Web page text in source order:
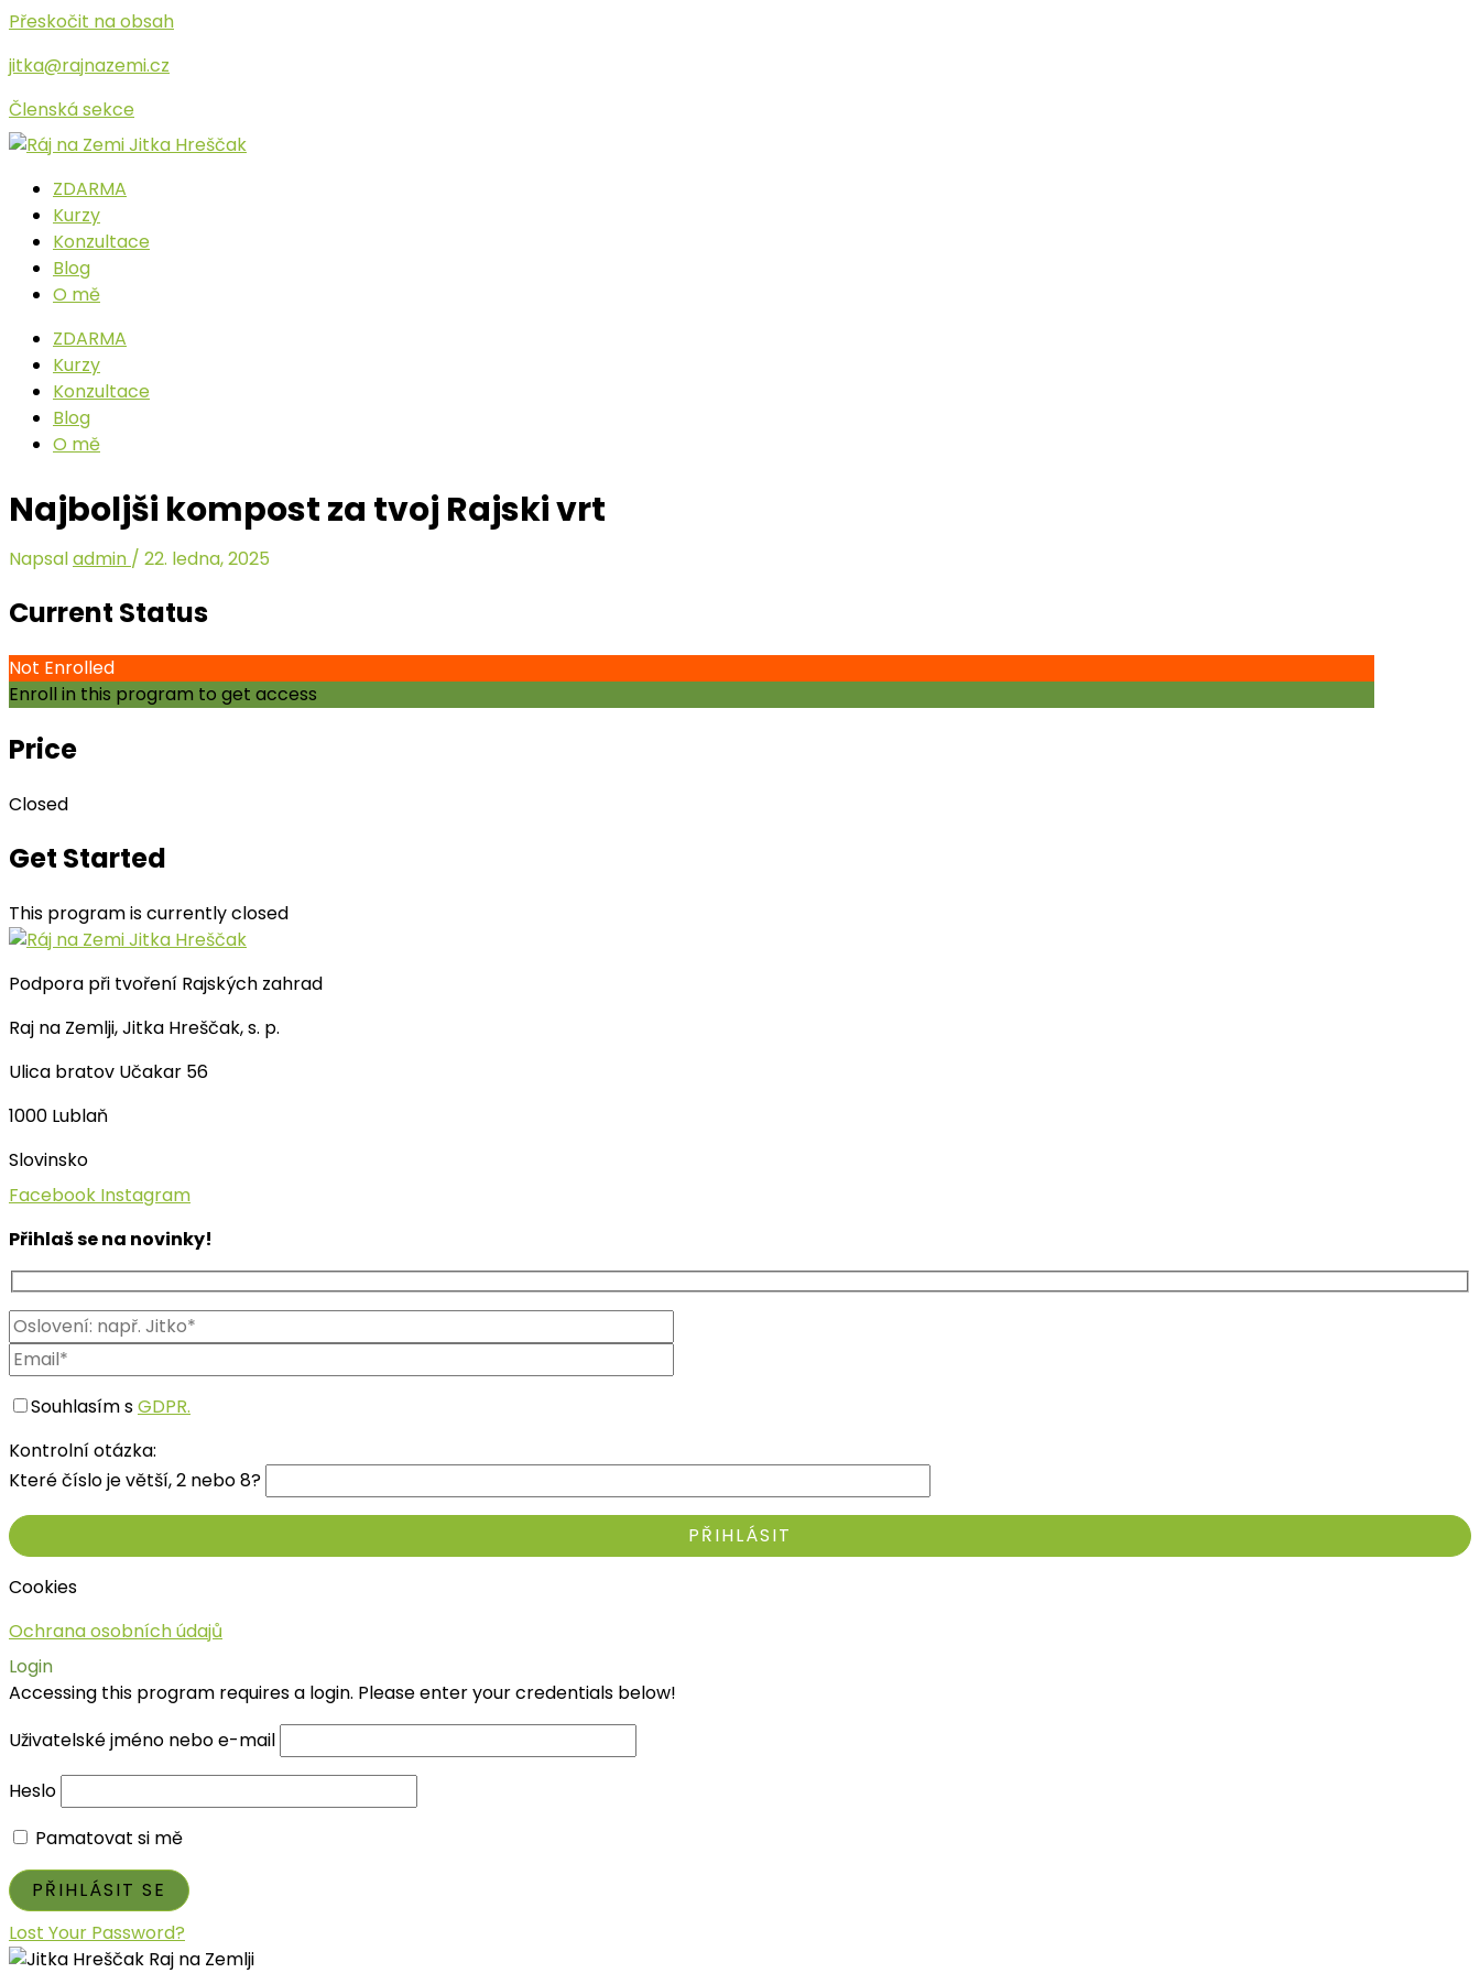
Přeskočit na obsah
jitka@rajnazemi.cz
Členská sekce
ZDARMA
Kurzy
Konzultace
Blog
O mě
ZDARMA
Kurzy
Konzultace
Blog
O mě
Najboljši kompost za tvoj Rajski vrt
Napsaladmin / 22. ledna, 2025
Current Status
Not Enrolled
Enroll in this program to get access
Price
Closed
Get Started
This program is currently closed
Podpora při tvoření Rajských zahrad
Raj na Zemlji, Jitka Hreščak, s. p.
Ulica bratov Učakar 56
1000 Lublaň
Slovinsko
Facebook Instagram
Přihlaš se na novinky!
Souhlasím sGDPR.
Kontrolní otázka:
Které číslo je větší, 2 nebo 8?
Cookies
Ochrana osobních údajů
Login
Accessing this program requires a login. Please enter your credentials below!
Uživatelské jméno nebo e-mail
Heslo
Pamatovat si mě
Lost Your Password?